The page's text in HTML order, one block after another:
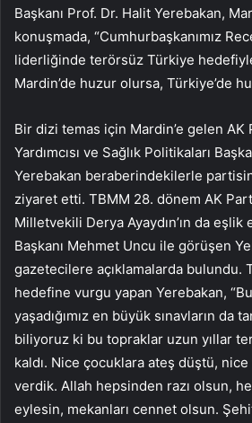
Başkanı Prof. Dr. Halit Yerebakan,
konuşmada, “Cumhurbaşkanımız
liderliğinde terörsüz Türkiye
Mardin’de huzur olursa, Türkiye’de
Bir dizi temas için Mardin’e gelen AK
Yardımcısı ve Sağlık Politikaları
Yerebakan beraberindekilerle
ziyaret etti. TBMM 28. dönem AK
Milletvekili Derya Ayaydın’ın da
Başkanı Mehmet Uncu ile görüşen
gazetecilere açıklamalarda bulundu.
hedefine vurgu yapan Yerebakan,
yaşadığımız en büyük sınavların da
biliyoruz ki bu topraklar uzun yıllar
kaldı. Nice çocuklara ateş düştü, nice
verdik. Allah hepsinden razı olsun,
eylesin, mekanları cennet olsun.